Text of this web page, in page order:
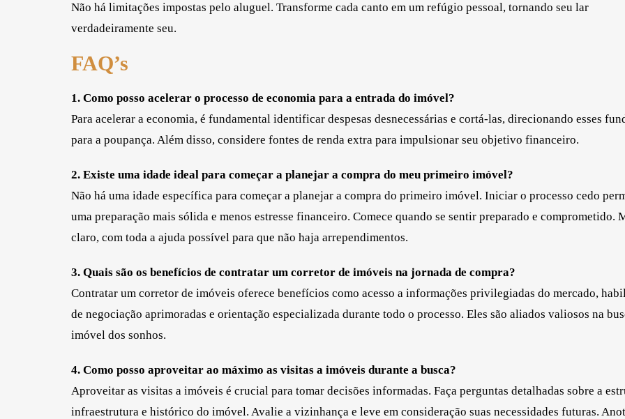
Não há limitações impostas pelo aluguel. Transforme cada canto em um refúgio pessoal, tornando seu lar
verdadeiramente seu.
FAQ’s
1. Como posso acelerar o processo de economia para a entrada do imóvel?
Para acelerar a economia, é fundamental identificar despesas desnecessárias e cortá-las, direcionando esses
para a poupança. Além disso, considere fontes de renda extra para impulsionar seu objetivo financeiro.
2. Existe uma idade ideal para começar a planejar a compra do meu primeiro imóvel?
Não há uma idade específica para começar a planejar a compra do primeiro imóvel. Iniciar o processo cedo
uma preparação mais sólida e menos estresse financeiro. Comece quando se sentir preparado e comprometido.
claro, com toda a ajuda possível para que não haja arrependimentos.
3. Quais são os benefícios de contratar um corretor de imóveis na jornada de compra?
Contratar um corretor de imóveis oferece benefícios como acesso a informações privilegiadas do mercado,
de negociação aprimoradas e orientação especializada durante todo o processo. Eles são aliados valiosos na
imóvel dos sonhos.
4. Como posso aproveitar ao máximo as visitas a imóveis durante a busca?
Aproveitar as visitas a imóveis é crucial para tomar decisões informadas. Faça perguntas detalhadas sobre a
infraestrutura e histórico do imóvel. Avalie a vizinhança e leve em consideração suas necessidades futuras.